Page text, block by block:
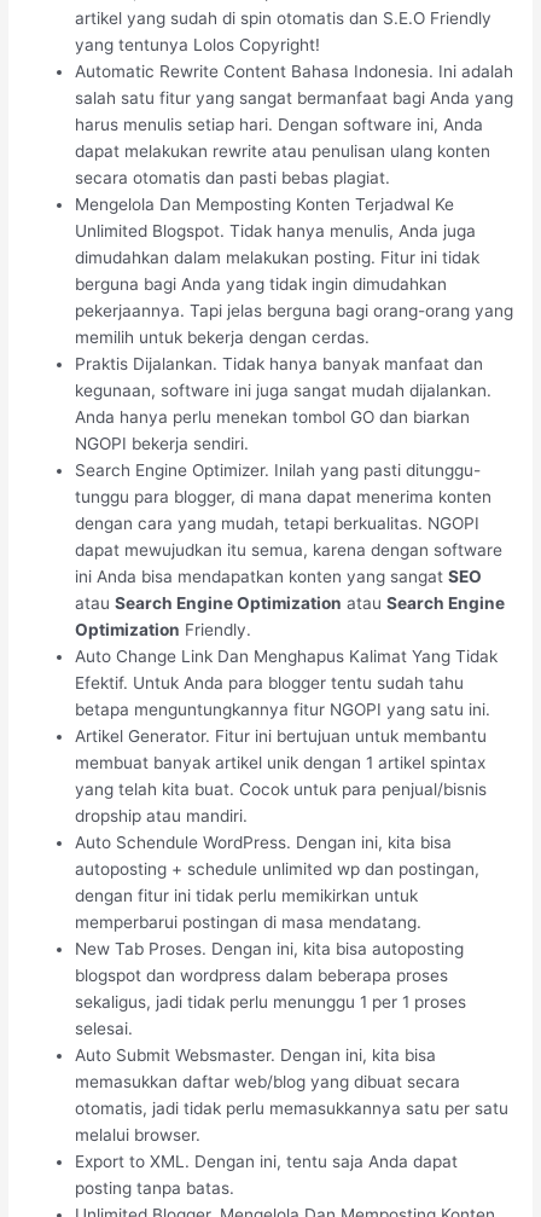
artikel yang sudah di spin otomatis dan S.E.O Friendly
yang tentunya Lolos Copyright!
Automatic Rewrite Content Bahasa Indonesia. Ini adalah
salah satu fitur yang sangat bermanfaat bagi Anda yang
harus menulis setiap hari. Dengan software ini, Anda
dapat melakukan rewrite atau penulisan ulang konten
secara otomatis dan pasti bebas plagiat.
Mengelola Dan Memposting Konten Terjadwal Ke
Unlimited Blogspot. Tidak hanya menulis, Anda juga
dimudahkan dalam melakukan posting. Fitur ini tidak
berguna bagi Anda yang tidak ingin dimudahkan
pekerjaannya. Tapi jelas berguna bagi orang-orang yang
memilih untuk bekerja dengan cerdas.
Praktis Dijalankan. Tidak hanya banyak manfaat dan
kegunaan, software ini juga sangat mudah dijalankan.
Anda hanya perlu menekan tombol GO dan biarkan
NGOPI bekerja sendiri.
Search Engine Optimizer. Inilah yang pasti ditunggu-
tunggu para blogger, di mana dapat menerima konten
dengan cara yang mudah, tetapi berkualitas. NGOPI
dapat mewujudkan itu semua, karena dengan software
ini Anda bisa mendapatkan konten yang sangatSEO
atauSearch Engine Optimization atauSearch Engine
Optimization Friendly.
Auto Change Link Dan Menghapus Kalimat Yang Tidak
Efektif. Untuk Anda para blogger tentu sudah tahu
betapa menguntungkannya fitur NGOPI yang satu ini.
Artikel Generator. Fitur ini bertujuan untuk membantu
membuat banyak artikel unik dengan 1 artikel spintax
yang telah kita buat. Cocok untuk para penjual/bisnis
dropship atau mandiri.
Auto Schendule WordPress. Dengan ini, kita bisa
autoposting + schedule unlimited wp dan postingan,
dengan fitur ini tidak perlu memikirkan untuk
memperbarui postingan di masa mendatang.
New Tab Proses. Dengan ini, kita bisa autoposting
blogspot dan wordpress dalam beberapa proses
sekaligus, jadi tidak perlu menunggu 1 per 1 proses
selesai.
Auto Submit Websmaster. Dengan ini, kita bisa
memasukkan daftar web/blog yang dibuat secara
otomatis, jadi tidak perlu memasukkannya satu per satu
melalui browser.
Export to XML. Dengan ini, tentu saja Anda dapat
posting tanpa batas.